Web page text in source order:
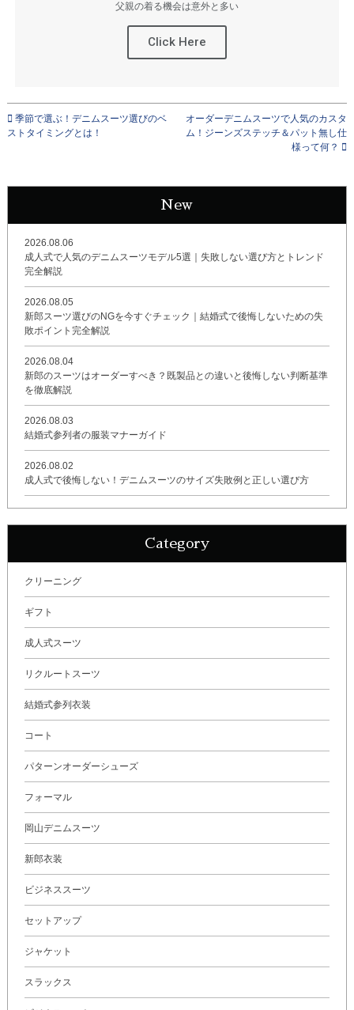
父親の着る機会は意外と多い
Click Here
季節で選ぶ！デニムスーツ選びのベ
ストタイミングとは！
オーダーデニムスーツで人気のカスタ
ム！ジーンズステッチ＆パット無し仕
様って何？
New
2026.08.06
成人式で人気のデニムスーツモデル5選｜失敗しない選び方とトレンド
完全解説
2026.08.05
新郎スーツ選びのNGを今すぐチェック｜結婚式で後悔しないための失
敗ポイント完全解説
2026.08.04
新郎のスーツはオーダーすべき？既製品との違いと後悔しない判断基準
を徹底解説
2026.08.03
結婚式参列者の服装マナーガイド
2026.08.02
成人式で後悔しない！デニムスーツのサイズ失敗例と正しい選び方
Category
クリーニング
ギフト
成人式スーツ
リクルートスーツ
結婚式参列衣装
コート
パターンオーダーシューズ
フォーマル
岡山デニムスーツ
新郎衣装
ビジネススーツ
セットアップ
ジャケット
スラックス